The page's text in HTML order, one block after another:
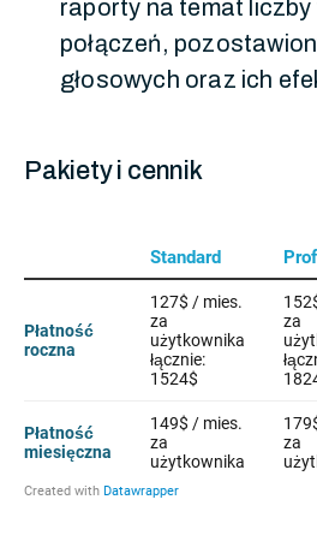
raporty na temat liczby
połączeń,
głosowych oraz ich
Pakiety i cennik